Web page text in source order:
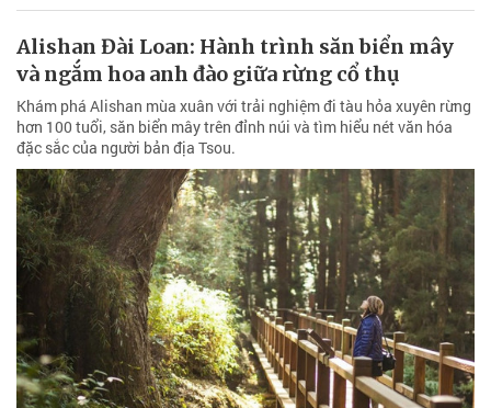
Alishan Đài Loan: Hành trình săn biển mây
và ngắm hoa anh đào giữa rừng cổ thụ
Khám phá Alishan mùa xuân với trải nghiệm đi tàu hỏa xuyên rừng
hơn 100 tuổi, săn biển mây trên đỉnh núi và tìm hiểu nét văn hóa
đặc sắc của người bản địa Tsou.